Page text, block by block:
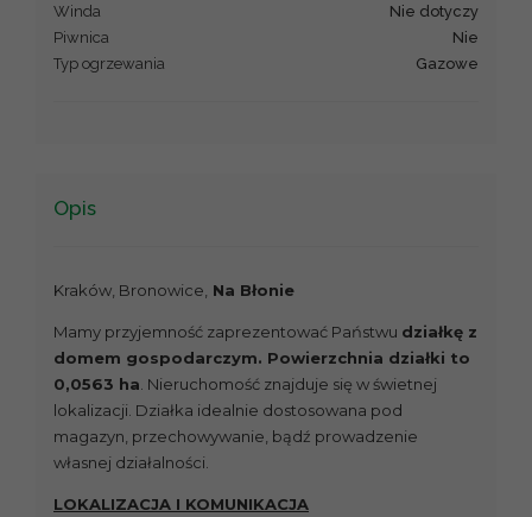
Winda
nie dotyczy
Piwnica
Nie
Typ ogrzewania
gazowe
Opis
Kraków, Bronowice, Na Błonie
Mamy przyjemność zaprezentować Państwu działkę z
domem gospodarczym. Powierzchnia działki to
0,0563 ha . Nieruchomość znajduje się w świetnej
lokalizacji. Działka idealnie dostosowana pod
magazyn, przechowywanie, bądź prowadzenie
własnej działalności.
LOKALIZACJA I KOMUNIKACJA